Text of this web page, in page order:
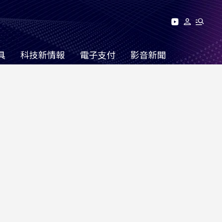
科技新情報 電子支付 影音新聞